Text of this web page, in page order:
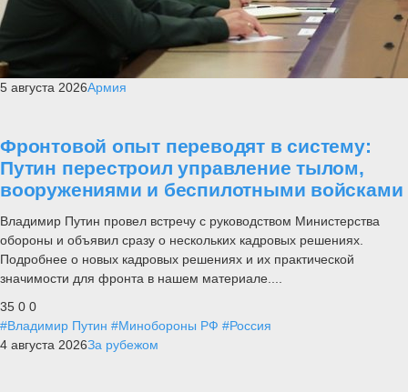
5 августа 2026Армия
Фронтовой опыт переводят в систему:
Путин перестроил управление тылом,
вооружениями и беспилотными войсками
Владимир Путин провел встречу с руководством Министерства
обороны и объявил сразу о нескольких кадровых решениях.
Подробнее о новых кадровых решениях и их практической
значимости для фронта в нашем материале....
35 0 0
#Владимир Путин #Минобороны РФ #Россия
4 августа 2026За рубежом